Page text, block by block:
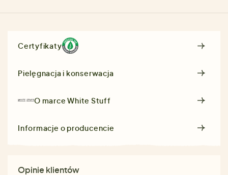
Certyfikaty
Pielęgnacja i konserwacja
O marceWhite Stuff
Informacje o producencie
Opinie klientów